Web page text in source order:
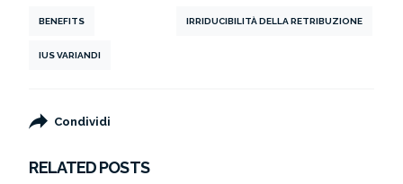
BENEFITS IRRIDUCIBILITÀ DELLA RETRIBUZIONE
IUS VARIANDI
Condividi
RELATED POSTS